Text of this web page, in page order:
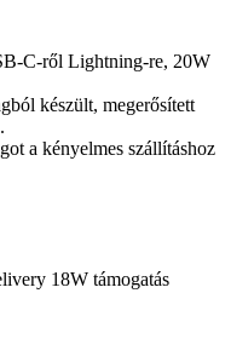
C-ről Lightning-re, 20W
készült, megerősített
a kényelmes szállításhoz
18W támogatás